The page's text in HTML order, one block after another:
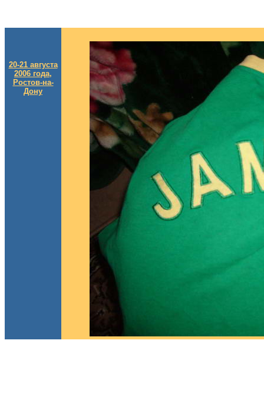
20-21 августа
2006 года,
Ростов-на-
Дону